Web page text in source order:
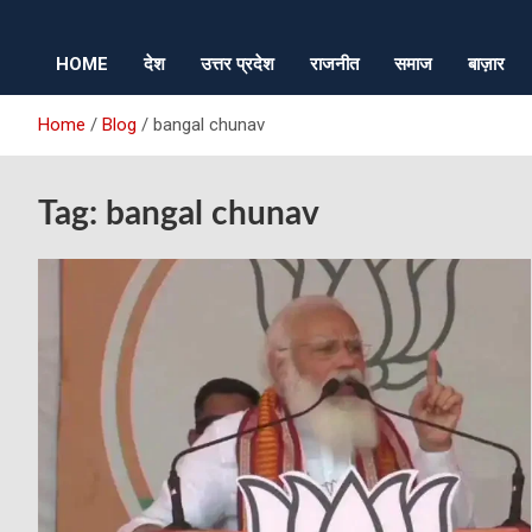
HOME देश उत्तर प्रदेश राजनीत समाज बाज़ार
Home Blog bangal chunav
Tag: bangal chunav